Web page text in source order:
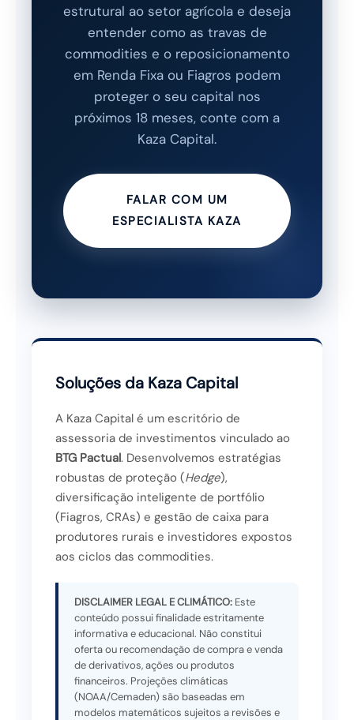
estrutural ao setor agrícola e deseja
entender como as travas de
commodities e o reposicionamento
em Renda Fixa ou Fiagros podem
proteger o seu capital nos
próximos 18 meses, conte com a
Kaza Capital.
FALAR COM UM
ESPECIALISTA KAZA
Soluções da Kaza Capital
A Kaza Capital é um escritório de
assessoria de investimentos vinculado ao
BTG Pactual. Desenvolvemos estratégias
robustas de proteção (Hedge),
diversificação inteligente de portfólio
(Fiagros, CRAs) e gestão de caixa para
produtores rurais e investidores expostos
aos ciclos das commodities.
DISCLAIMER LEGAL E CLIMÁTICO: Este
conteúdo possui finalidade estritamente
informativa e educacional. Não constitui
oferta ou recomendação de compra e venda
de derivativos, ações ou produtos
financeiros. Projeções climáticas
(NOAA/Cemaden) são baseadas em
modelos matemáticos sujeitos a revisões e